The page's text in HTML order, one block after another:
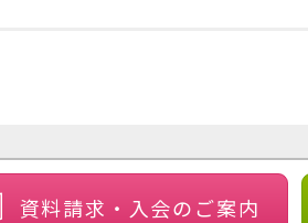
資料請求・ 入会のご案内